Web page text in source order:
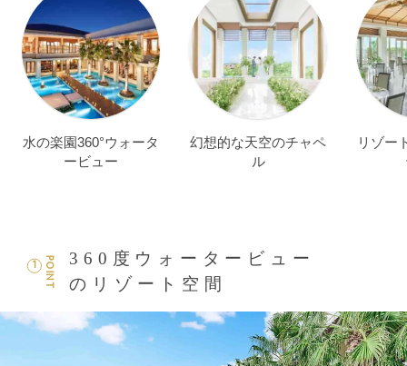
水の楽園360°ウォータ
ービュー
幻想的な天空のチャペ
ル
リゾー
POINT
1
360度ウォータービュー
のリゾート空間